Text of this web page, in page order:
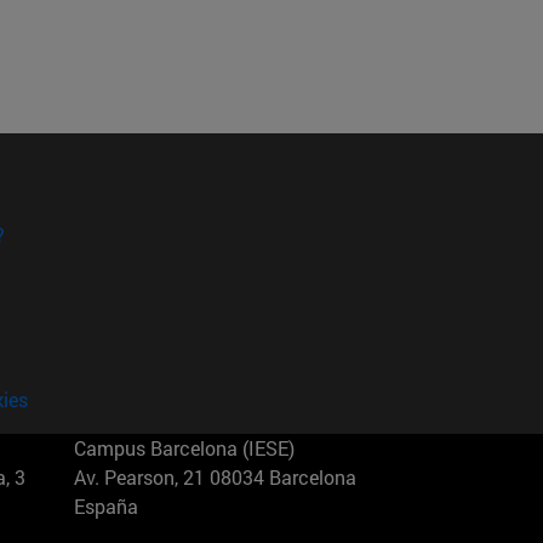
3
Campus Barcelona (IESE)
Av. Pearson, 21 08034 Barcelona
España